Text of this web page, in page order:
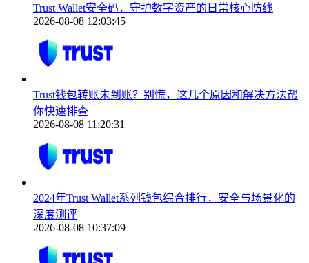
Trust Wallet安全码，守护数字资产的日常核心防线
2026-08-08 12:03:45
Trust钱包转账未到账？别慌，这几个原因和解决方法帮
你快速排查
2026-08-08 11:20:31
2024年Trust Wallet系列钱包综合排行，安全与场景化的
深度测评
2026-08-08 10:37:09